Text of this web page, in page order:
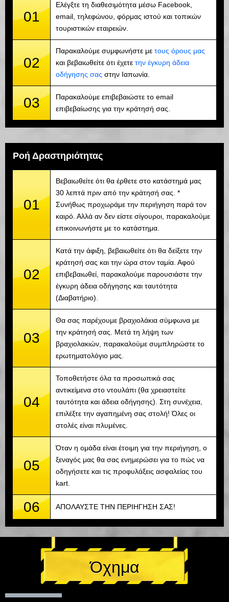
01
Ελέγξτε τη διαθεσιμότητα μέσω Facebook,
email, τηλεφώνου, φόρμας ιστού και τοπικών
τουριστικών εταιρειών.
02
Παρακαλούμε συμφωνήστε με τους όρους μας
και βεβαιωθείτε ότι έχετε την έγκυρη άδεια
οδήγησης σας στην Ιαπωνία.
03
Παρακαλούμε επιβεβαιώστε το email
επιβεβαίωσης για την κράτησή σας.
Ροή Δραστηριότητας
01
Βεβαιωθείτε ότι θα έρθετε στο κατάστημά μας
30 λεπτά πριν από την κράτησή σας. *
Συνήθως προχωράμε την περιήγηση παρά τον
καιρό. Αλλά αν δεν είστε σίγουροι, παρακαλούμε
επικοινωνήστε με το κατάστημα.
02
Κατά την άφιξη, βεβαιωθείτε ότι θα δείξετε την
κράτησή σας και την ώρα στον ταμία. Αφού
επιβεβαιωθεί, παρακαλούμε παρουσιάστε την
έγκυρη άδεια οδήγησης και ταυτότητα
(Διαβατήριο).
03
Θα σας παρέχουμε βραχιολάκια σύμφωνα με
την κράτησή σας. Μετά τη λήψη των
βραχιολακιών, παρακαλούμε συμπληρώστε το
ερωτηματολόγιο μας.
04
Τοποθετήστε όλα τα προσωπικά σας
αντικείμενα στο ντουλάπι (θα χρειαστείτε
ταυτότητα και άδεια οδήγησης). Στη συνέχεια,
επιλέξτε την αγαπημένη σας στολή! Όλες οι
στολές είναι πλυμένες.
05
Όταν η ομάδα είναι έτοιμη για την περιήγηση, ο
ξεναγός μας θα σας ενημερώσει για το πώς να
οδηγήσετε και τις προφυλάξεις ασφαλείας του
kart.
06 ΑΠΟΛΑΥΣΤΕ ΤΗΝ ΠΕΡΙΗΓΗΣΗ ΣΑΣ!
Όχημα